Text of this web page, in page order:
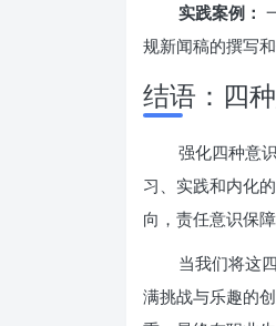
实践案例：
规新闻稿的撰写
结语：四
强化四种意
习、实践和内化
向，责任意识保
当我们将这
满挑战与乐趣的